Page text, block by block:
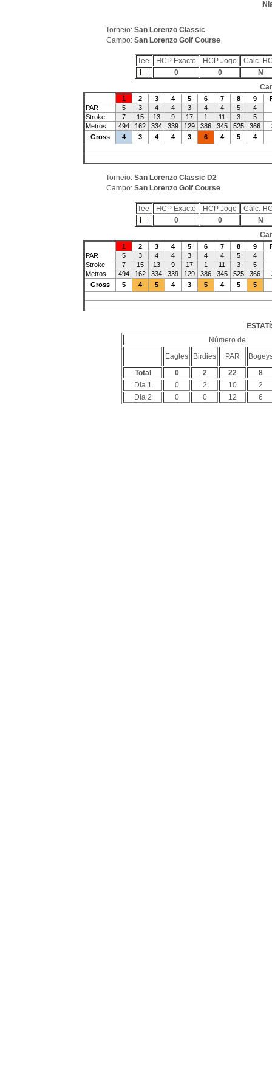
Torneio: San Lorenzo Classic
Campo: San Lorenzo Golf Course
Tee HCP Exacto HCP Jogo
Calc.
0
0
N
1 2 3 4 5 6 7 8 9
PAR
5 3 4 4 3 4 4 5
4
Stroke
7 15 13 9 17 1 11 3
5
Metros
494 162 334 339 129 386 345 525 366
Gross
4 3 4 4 3 6 4 5 4
Torneio: San Lorenzo Classic D2
Campo: San Lorenzo Golf Course
Tee HCP Exacto HCP Jogo
Calc.
0
0
N
1 2 3 4 5 6 7 8 9
PAR
5 3 4 4 3 4 4 5
4
Stroke
7 15 13 9 17 1 11 3
5
Metros
494 162 334 339 129 386 345 525 366
Gross
5 4 5 4 3 5 4 5 5
Número de
Eagles
Birdies PAR
Total
0 2 22
8
Dia 1
0 2 10
2
Dia 2
0 0 12 6